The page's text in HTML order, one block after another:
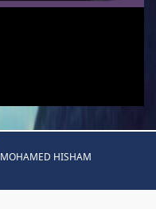
MOHAMED HISHAM